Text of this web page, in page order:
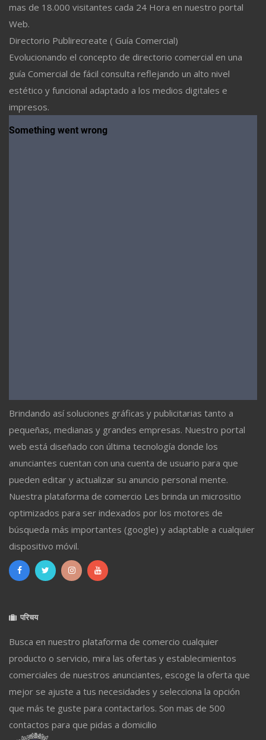
mas de 18.000 visitantes cada 24 Hora en nuestro portal
Web.
Directorio Publirecreate ( Guía Comercial)
Evolucionando el concepto de directorio comercial en una
guía Comercial de fácil consulta reflejando un alto nivel
estético y funcional adaptado a los medios digitales e
impresos.
Brindando así soluciones gráficas y publicitarias tanto a
pequeñas, medianas y grandes empresas. Nuestro portal
web está diseñado con última tecnología donde los
anunciantes cuentan con una cuenta de usuario para que
pueden editar y actualizar su anuncio personal mente.
Nuestra plataforma de comercio Les brinda un micrositio
optimizados para ser indexados por los motores de
búsqueda más importantes (google) y adaptable a cualquier
dispositivo móvil.
परिचय
Busca en nuestro plataforma de comercio cualquier
producto o servicio, mira las ofertas y establecimientos
comerciales de nuestros anunciantes, escoge la oferta que
mejor se ajuste a tus necesidades y selecciona la opción
que más te guste para contactarlos. Son mas de 500
contactos para que pidas a domicilio